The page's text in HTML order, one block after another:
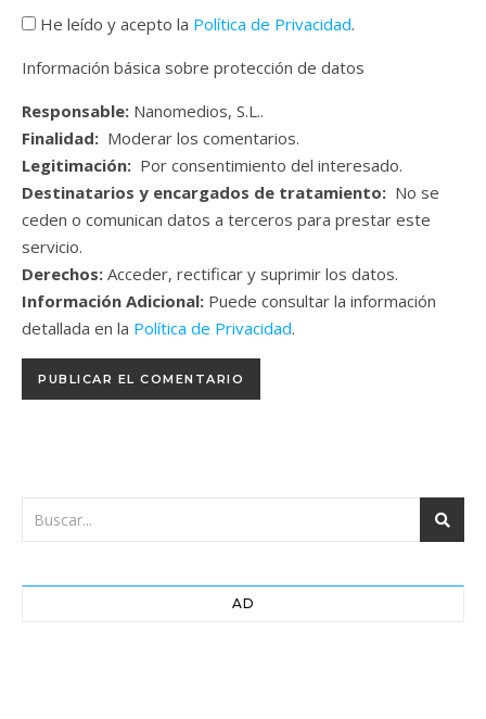
He leído y acepto la Política de Privacidad.
Información básica sobre protección de datos
Responsable: Nanomedios, S.L..
Finalidad: Moderar los comentarios.
Legitimación: Por consentimiento del interesado.
Destinatarios y encargados de tratamiento: No se
ceden o comunican datos a terceros para prestar este
servicio.
Derechos: Acceder, rectificar y suprimir los datos.
Información Adicional: Puede consultar la información
detallada en la Política de Privacidad.
AD